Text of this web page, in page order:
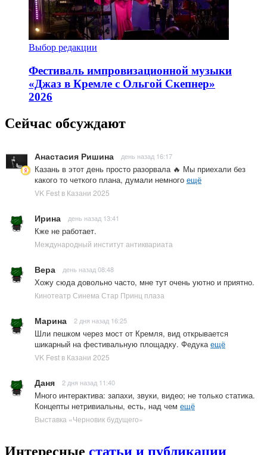
Выбор редакции
Фестиваль импровизационной музыки
«Джаз в Кремле с Ольгой Скепнер»
2026
Сейчас обсуждают
Анастасия Ришина день назад 16:17
Казань в этот день просто разорвала 🔥 Мы приехали без
какого то четкого плана, думали немного ещё
VK Fest в Казани 2025
Ирина день назад 13:41
Кже не работает.
Международный институт антиквариата
Вера день назад 08:48
Хожу сюда довольно часто, мне тут очень уютно и приятно.
Кинотеатр Синема Стар Принц плаза
Марина 2 дня назад 16:25
Шли пешком через мост от Кремля, вид открывается
шикарный на фестивальную площадку. Федукаещё
VK Fest в Казани 2025
Даня 2 дня назад 11:40
Много интерактива: запахи, звуки, видео; не только статика.
Концепты нетривиальны, есть, над чем ещё
Выставка «Черновик будущего»
Интересные статьи и публикации